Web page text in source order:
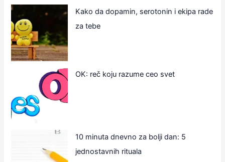
Kako da dopamin, serotonin i ekipa rade
za tebe
OK: reč koju razume ceo svet
10 minuta dnevno za bolji dan: 5
jednostavnih rituala